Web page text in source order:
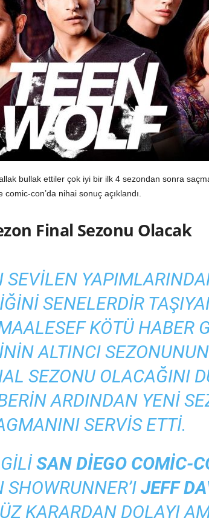
bullak ettiler çok iyi bir ilk 4 sezondan sonra
con’da nihai sonuç açıklandı.
Final Sezonu Olacak
SEVILEN
SENELERDIR
KÖTÜ HABER
ALTINCI
SEZONU OLACAĞINI
ARDINDAN YENI
SERVIS ETTI.
SAN DIEGO COMIC-
SHOWRUNNER’I JEFF
KARARDAN DOLAYI